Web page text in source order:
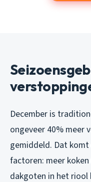
December is
ongeveer 40% meer
gemiddeld. Dat
factoren: meer
dakgoten in het riool